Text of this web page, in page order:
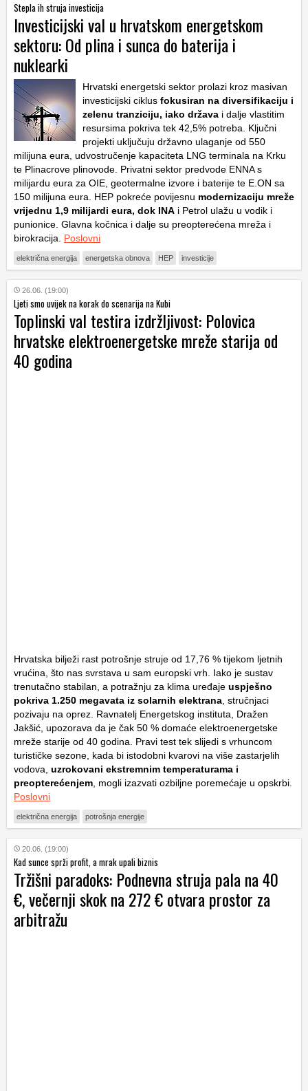
Stepla ih struja investicija
Investicijski val u hrvatskom energetskom
sektoru: Od plina i sunca do baterija i
nuklearki
Hrvatski energetski sektor prolazi kroz masivan
investicijski ciklus fokusiran na diversifikaciju i
zelenu tranziciju, iako država i dalje vlastitim
resursima pokriva tek 42,5% potreba. Ključni
projekti uključuju državno ulaganje od 550
milijuna eura, udvostručenje kapaciteta LNG terminala na Krku
te Plinacrove plinovode. Privatni sektor predvode ENNA s
milijardu eura za OIE, geotermalne izvore i baterije te E.ON sa
150 milijuna eura. HEP pokreće povijesnu modernizaciju mreže
vrijednu 1,9 milijardi eura, dok INA i Petrol ulažu u vodik i
punionice. Glavna kočnica i dalje su preopterećena mreža i
birokracija. Poslovni
električna energija energetska obnova HEP investicije
26.06. (19:00)
Ljeti smo uvijek na korak do scenarija na Kubi
Toplinski val testira izdržljivost: Polovica
hrvatske elektroenergetske mreže starija od
40 godina
Hrvatska bilježi rast potrošnje struje od 17,76 % tijekom ljetnih
vrućina, što nas svrstava u sam europski vrh. Iako je sustav
trenutačno stabilan, a potražnju za klima uređaje uspješno
pokriva 1.250 megavata iz solarnih elektrana , stručnjaci
pozivaju na oprez. Ravnatelj Energetskog instituta, Dražen
Jakšić, upozorava da je čak 50 % domaće elektroenergetske
mreže starije od 40 godina. Pravi test tek slijedi s vrhuncom
turističke sezone, kada bi istodobni kvarovi na više zastarjelih
vodova, uzrokovani ekstremnim temperaturama i
preopterećenjem , mogli izazvati ozbiljne poremećaje u opskrbi.
Poslovni
električna energija potrošnja energije
20.06. (19:00)
Kad sunce sprži profit, a mrak upali biznis
Tržišni paradoks: Podnevna struja pala na 40
€, večernji skok na 272 € otvara prostor za
arbitražu